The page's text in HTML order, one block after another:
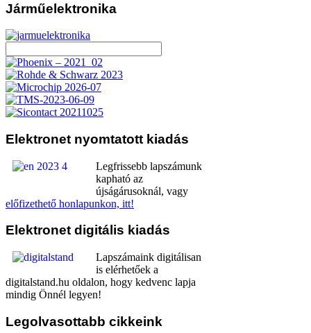
Járműelektronika
Elektronet nyomtatott kiadás
Legfrissebb lapszámunk
kapható az
újságárusoknál, vagy
előfizethető honlapunkon, itt!
Elektronet digitális kiadás
Lapszámaink digitálisan
is elérhetőek a
digitalstand.hu oldalon, hogy kedvenc lapja
mindig Önnél legyen!
Legolvasottabb cikkeink